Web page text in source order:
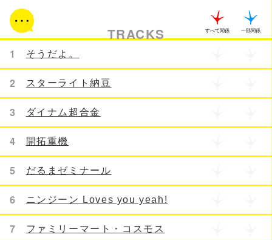
TRACKS すべて関係 一部関係
1 そうだよ。
2 スターライト納豆
3 ダイナム超合金
4 開拓重機
5 だるまゼミナール
6 ニンジーン Loves you yeah!
7 ファミリーマート・コスモス